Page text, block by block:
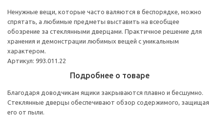
Ненужные вещи, которые часто валяются в беспорядке, можно
спрятать, а любимые предметы выставить на всеобщее
обозрение за стеклянными дверцами. Практичное решение для
хранения и демонстрации любимых вещей с уникальным
характером.
Артикул: 993.011.22
Подробнее о товаре
Благодаря доводчикам ящики закрываются плавно и бесшумно.
Стеклянные дверцы обеспечивают обзор содержимого, защищая
его от пыли.